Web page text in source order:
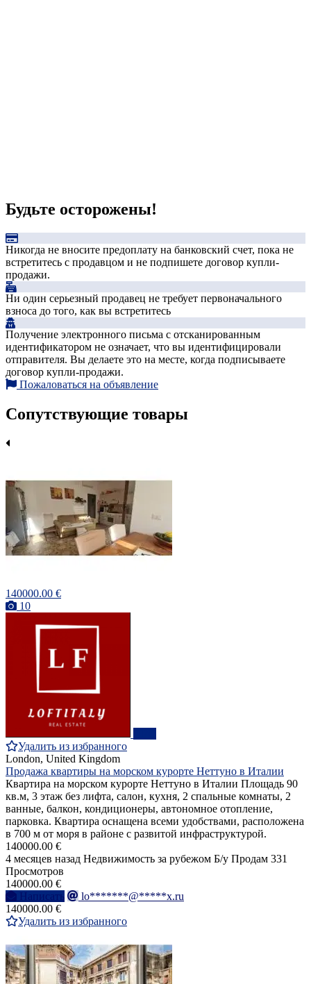
Будьте осторожены!
Никогда не вносите предоплату на банковский счет, пока не
встретитесь с продавцом и не подпишете договор купли-
продажи.
Ни один серьезный продавец не требует первоначального
взноса до того, как вы встретитесь
Получение электронного письма с отсканированным
идентификатором не означает, что вы идентифицировали
отправителя. Вы делаете это на месте, когда подписываете
договор купли-продажи.
Пожаловаться на объявление
Сопутствующие товары
140000.00 €
10
Удалить из избранного
London, United Kingdom
Продажа квартиры на морском курорте Неттуно в Италии
Квартира на морском курорте Неттуно в Италии Площадь 90
кв.м, 3 этаж без лифта, салон, кухня, 2 спальные комнаты, 2
ванные, балкон, кондиционеры, автономное отопление,
парковка. Квартира оснащена всеми удобствами, расположена
в 700 м от моря в районе с развитой инфраструктурой.
140000.00 €
4 месяцев назад Недвижимость за рубежом Б/у Продам 331
Просмотров
140000.00 €
Написать
lo*******@*****x.ru
140000.00 €
Удалить из избранного